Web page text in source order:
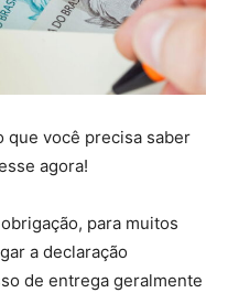
que você precisa saber
agora!
para muitos
a declaração
de entrega geralmente